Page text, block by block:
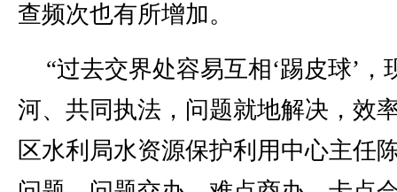
查频次也有所增加。
“过去交界处容易互相‘踢皮球’，
河、共同执法，问题就地解决，效
区水利局水资源保护利用中心主任